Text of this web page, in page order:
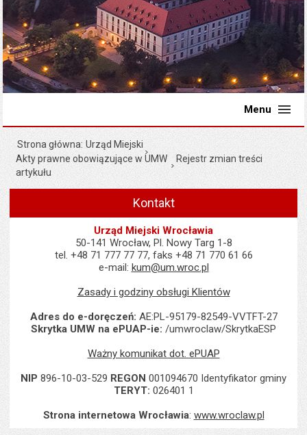
Menu
Strona główna Urząd Miejski
Akty prawne obowiązujące w UMW
Rejestr zmian treści
artykułu
Kontakt
Urząd Miejski Wrocławia
50-141 Wrocław, Pl. Nowy Targ 1-8
tel. +48 71 777 77 77, faks +48 71 770 61 66
e-mail: kum@um.wroc.pl
Zasady i godziny obsługi Klientów
Adres do e-doręczeń: AE:PL-95179-82549-VVTFT-27
Skrytka UMW na ePUAP-ie: /umwroclaw/SkrytkaESP
Ważny komunikat dot. ePUAP
NIP 896-10-03-529 REGON 001094670 Identyfikator gminy
TERYT: 026401 1
Strona internetowa Wrocławia: www.wroclaw.pl